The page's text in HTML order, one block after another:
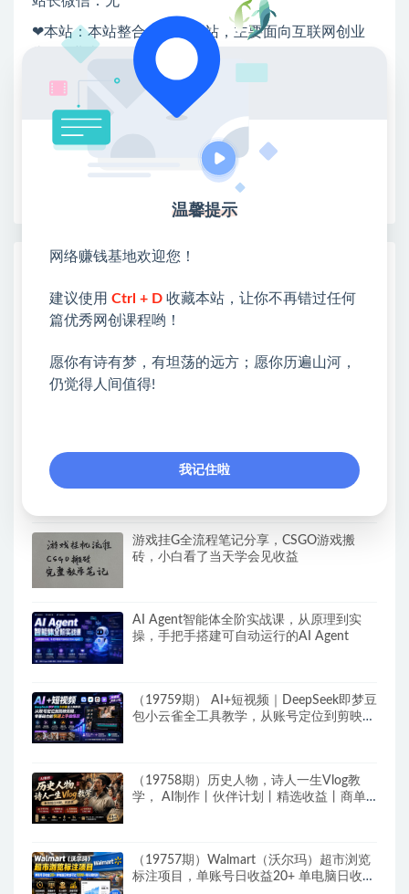
❤本站：本站整合多方资源站，主要面向互联网创业
类&副业类，资源丰富 物超所值。
❤能助您：找项目 + 低成本创业 + 减少信息差 + 见识
各种项目 + 提升网创认知。
❤本站为众多团队提供了重要价值，也为众多创业者
开启网络之门，广受好评！
❤如果您也依存于互联网，欢迎加入本站会员，将尽
早为您提供丰盛价值。祝您前程似锦！
热门课程展示
AI+PPT设计变现实战训练营，我们派单，
让你的才华直接变现，三大核心模块带你构
（19760期）全自动番茄挂机玩法，日入
【新模式发布】手机全自动撸金项目，3台
手机一天200+，保姆级教程及全套工具
游戏挂G全流程笔记分享，CSGO游戏搬
砖，小白看了当天学会见收益
AI Agent智能体全阶实战课，从原理到实
操，手把手搭建可自动运行的AI Agent
（19759期） AI+短视频｜DeepSeek即梦豆
包小云雀全工具教学，从账号定位到剪映剪
（19758期）历史人物，诗人一生Vlog教
学， AI制作丨伙伴计划丨精选收益丨商单
（19757期）Walmart（沃尔玛）超市浏览
标注项目，单账号日收益20+ 单电脑日收益
温馨提示
网络赚钱基地欢迎您！
建议使用 Ctrl + D 收藏本站，让你不再错过任何
篇优秀网创课程哟！
愿你有诗有梦，有坦荡的远方；愿你历遍山河，
仍觉得人间值得!
我记住啦